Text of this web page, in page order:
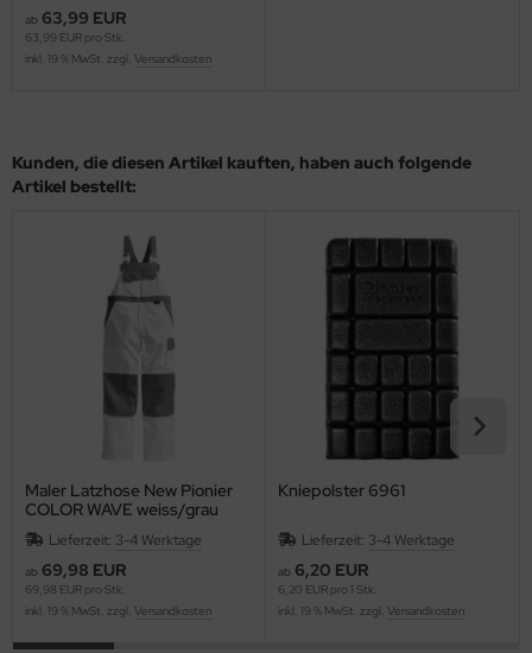
ab 63,99 EUR
63,99 EUR pro Stk.
inkl. 19 % MwSt. zzgl. Versandkosten
Kunden, die diesen Artikel kauften, haben auch folgende
Artikel bestellt:
Maler Latzhose New Pionier
COLOR WAVE weiss/grau
Lieferzeit: 3-4 Werktage
ab 69,98 EUR
69,98 EUR pro Stk.
inkl. 19 % MwSt. zzgl. Versandkosten
Kniepolster 6961
Lieferzeit: 3-4 Werktage
ab 6,20 EUR
6,20 EUR pro 1 Stk.
inkl. 19 % MwSt. zzgl. Versandkosten